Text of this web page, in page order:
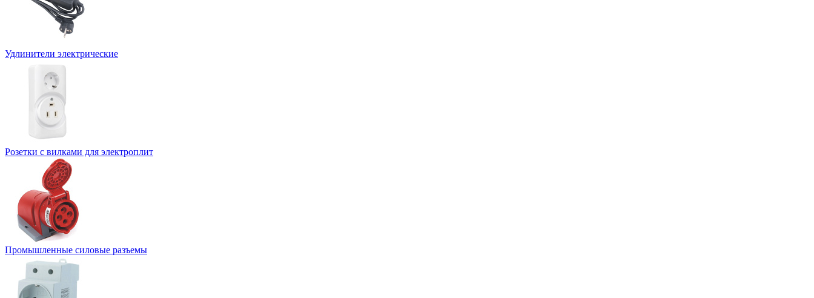
Удлинители электрические
Розетки с вилками для электроплит
Промышленные силовые разъемы